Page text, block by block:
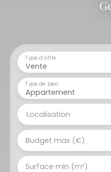
Vente
Type d'offre
Appartement
Type de bien
Localisation
Budget max (€)
Surface min (m²)